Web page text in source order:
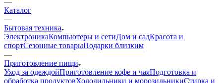
Каталог
—
Бытовая техника
ЭлектроникаКомпьютеры и сетиДом и садКрасота и
спортСезонные товарыПодарки близким
—
Приготовление пищи
Уход за одеждойПриготовление кофе и чаяПодготовка и
обработка продуктовХолодильники и морозильникиСтирка и